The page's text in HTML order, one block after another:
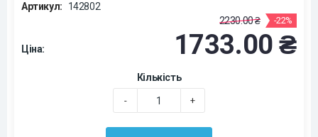
Артикул: 142802
Ціна:
2230.00 ₴ -22%
1733.00 ₴
Кількість
- +